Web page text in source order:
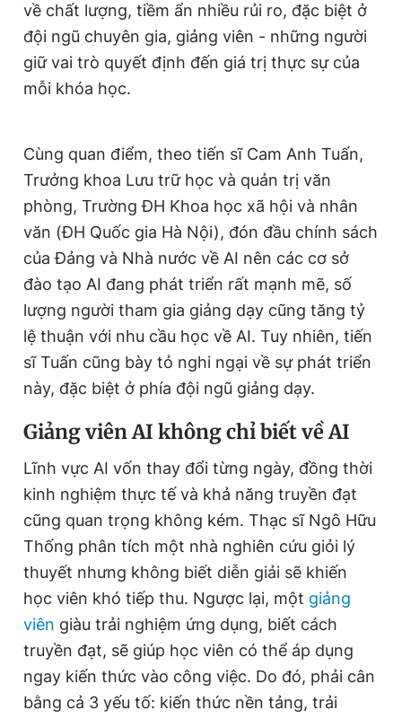
về chất lượng, tiềm ẩn nhiều rủi ro, đặc biệt ở
đội ngũ chuyên gia, giảng viên - những người
giữ vai trò quyết định đến giá trị thực sự của
mỗi khóa học.
Cùng quan điểm, theo tiến sĩ Cam Anh Tuấn,
Trưởng khoa Lưu trữ học và quản trị văn
phòng, Trường ĐH Khoa học xã hội và nhân
văn (ĐH Quốc gia Hà Nội), đón đầu chính sách
của Đảng và Nhà nước về AI nên các cơ sở
đào tạo AI đang phát triển rất mạnh mẽ, số
lượng người tham gia giảng dạy cũng tăng tỷ
lệ thuận với nhu cầu học về AI. Tuy nhiên, tiến
sĩ Tuấn cũng bày tỏ nghi ngại về sự phát triển
này, đặc biệt ở phía đội ngũ giảng dạy.
Giảng viênAI không chỉ biết vềAI
Lĩnh vực AI vốn thay đổi từng ngày, đồng thời
kinh nghiệm thực tế và khả năng truyền đạt
cũng quan trọng không kém. Thạc sĩ Ngô Hữu
Thống phân tích một nhà nghiên cứu giỏi lý
thuyết nhưng không biết diễn giải sẽ khiến
học viên khó tiếp thu. Ngược lại, một giảng
viên giàu trải nghiệm ứng dụng, biết cách
truyền đạt, sẽ giúp học viên có thể áp dụng
ngay kiến thức vào công việc. Do đó, phải cân
bằng cả 3 yếu tố: kiến thức nền tảng, trải